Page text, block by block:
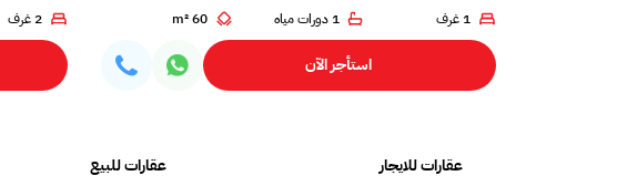
1 غرف 1 دورات مياه 60 m²
استأجر الآن
2 غرف
عقارات للايجار
عقارات للبيع